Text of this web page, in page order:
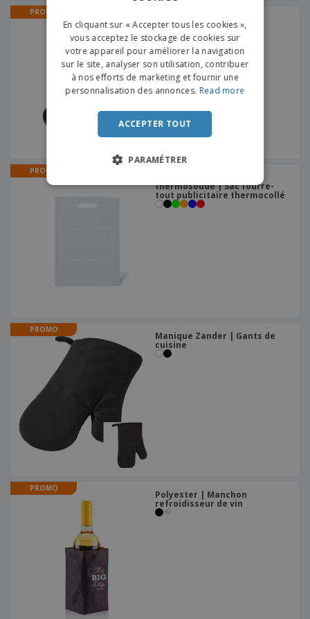
PROMO
Avec aimant PARIS |
Décapsuleur
PROMO
thermosoudé | Sac fourre-
tout publicitaire thermocollé
PROMO
Manique Zander | Gants de
cuisine
PROMO
Polyester | Manchon
refroidisseur de vin
DUTCH
PORTUGUESE
SPANISH
ITALIAN
En cliquant sur « Accepter tous les cookies »,
vous acceptez le stockage de cookies sur
votre appareil pour améliorer la navigation
sur le site, analyser son utilisation, contribuer
à nos efforts de marketing et fournir une
personnalisation des annonces. Read more
ACCEPTER TOUT
PARAMÉTRER